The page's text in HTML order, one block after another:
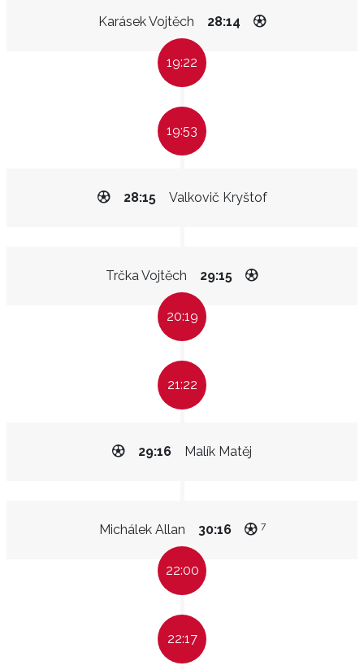
Karásek Vojtěch 28:14
19:22
19:53
Valkovič Kryštof
28:15
Trčka Vojtěch 29:15
20:19
21:22
Malík Matěj
29:16
Michálek Allan 30:16 7
22:00
22:17